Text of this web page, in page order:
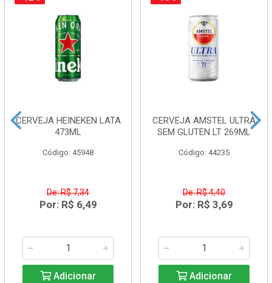
CERVEJA HEINEKEN LATA
473ML
Código: 45948
De: R$ 7,34
Por: R$ 6,49
Adicionar
CERVEJA AMSTEL ULTRA
SEM GLUTEN LT 269ML
Código: 44235
De: R$ 4,40
Por: R$ 3,69
Adicionar